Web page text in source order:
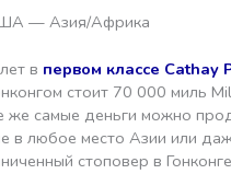
— Азия/Африка
в первом классе Cathay
стоит 70 000 миль
же самые деньги можно
в любое место Азии или
стоповер в